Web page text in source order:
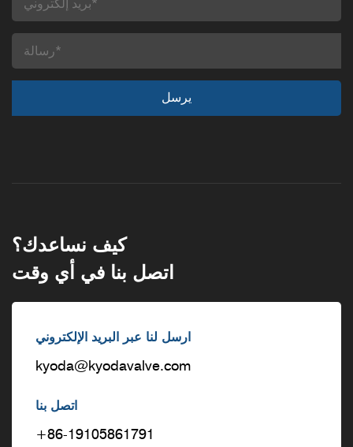
كيف نساعدك؟
اتصل بنا في أي وقت
ارسل لنا عبر البريد الإلكتروني
kyoda@kyodavalve.com
اتصل بنا
+86-19105861791